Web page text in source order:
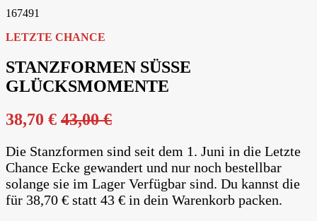
167491
LETZTE CHANCE
STANZFORMEN SÜSSE
GLÜCKSMOMENTE
38,70 € 43,00 €
Die Stanzformen sind seit dem 1. Juni in die Letzte
Chance Ecke gewandert und nur noch bestellbar
solange sie im Lager Verfügbar sind. Du kannst die
für 38,70 € statt 43 € in dein Warenkorb packen.